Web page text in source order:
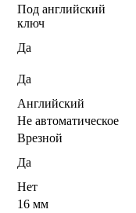
Под английский
ключ
Да
Да
Английский
Не автоматическое
Врезной
Да
Нет
16 мм